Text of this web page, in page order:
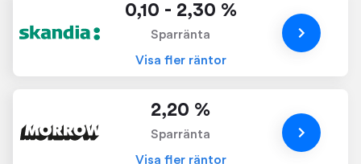
0,10 - 2,30 %
Sparränta
Visa fler räntor
2,20 %
Sparränta
Visa fler räntor